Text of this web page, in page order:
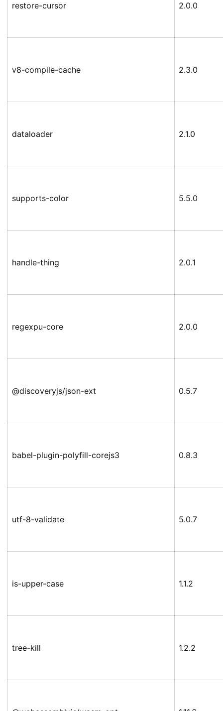
restore-cursor 2.0.0
v8-compile-cache 2.3.0
dataloader 2.1.0
supports-color 5.5.0
handle-thing 2.0.1
regexpu-core 2.0.0
@discoveryjs/json-ext 0.5.7
babel-plugin-polyfill-corejs3 0.8.3
utf-8-validate 5.0.7
is-upper-case 1.1.2
tree-kill 1.2.2